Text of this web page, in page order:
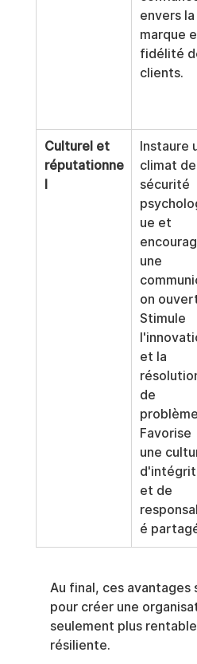
envers la
marque
fidélité
clients.
Culturel et
réputationne
Instaure
climat de
sécurité
ue et
une
on
Stimule
et la
de
Favorise
une
et de
é
Au final, ces avantages
pour créer une
seulement plus
résiliente.